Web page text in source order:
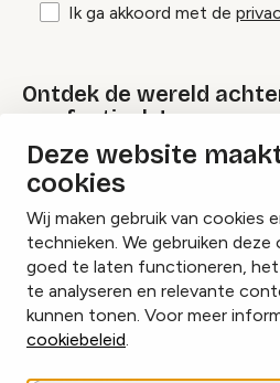
Deze website
cookies
Wij maken gebruik van cookies
technieken. We gebruiken deze
goed te laten functioneren, het
te analyseren en relevante
kunnen tonen. Voor meer
cookiebeleid.
Ik ga akkoord met de
Ontdek de wereld
van festivals!
Lees onze Festival
InstagramFacebookLinkedIn
Cookies beheren